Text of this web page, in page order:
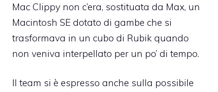
Mac Clippy non c’era, sostituata da Max, un
Macintosh SE dotato di gambe che si
trasformava in un cubo di Rubik quando
non veniva interpellato per un po’ di tempo.
Il team si è espresso anche sulla possibile